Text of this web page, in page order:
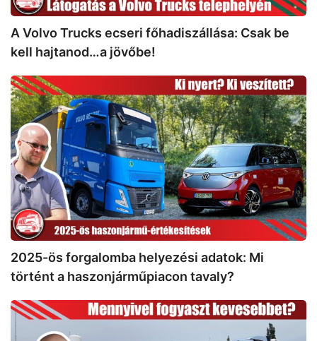
a
jövőbe!
A Volvo Trucks ecseri főhadiszállása: Csak be
kell hajtanod…a jövőbe!
2025-
ös
forgalomba
helyezési
adatok:
Mi
történt
a
haszonjárműpiacon
tavaly?
2025-ös forgalomba helyezési adatok: Mi
történt a haszonjárműpiacon tavaly?
Volvo